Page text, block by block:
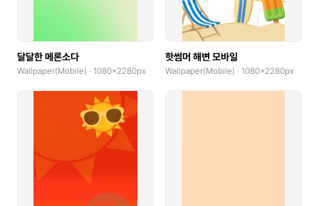
달달한 메론소다
Wallpaper(Mobile) · 1080x2280px
핫썸머 해변 모바일
Wallpaper(Mobile) · 1080x2280px